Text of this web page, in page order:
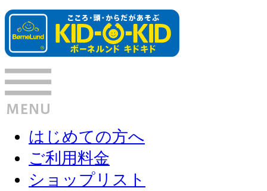
はじめての方へ
ご利用料金
ショップリスト